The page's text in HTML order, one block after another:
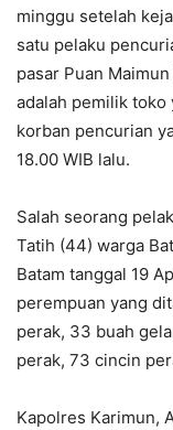
minggu setelah
satu pelaku
pasar Puan
adalah pemilik
korban pencurian
18.00 WIB lalu.
Salah seorang
Tatih (44) warga
Batam tanggal 19
perempuan yang
perak, 33 buah
perak, 73 cincin
Kapolres Karimun,